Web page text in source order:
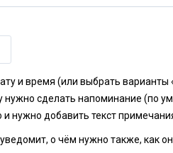
и время (или выбрать варианты
нужно сделать напоминание (по
нужно добавить текст
о чём нужно также, как